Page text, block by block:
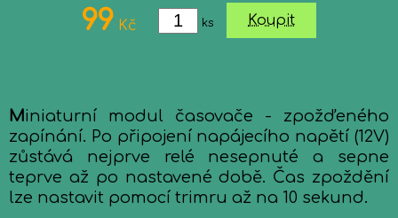
99 Kč ks Koupit
Miniaturní modul časovače - zpožďeného
zapínání. Po připojení napájecího napětí (12V)
zůstává nejprve relé nesepnuté a sepne
teprve až po nastavené době. Čas zpoždění
lze nastavit pomocí trimru až na 10 sekund.